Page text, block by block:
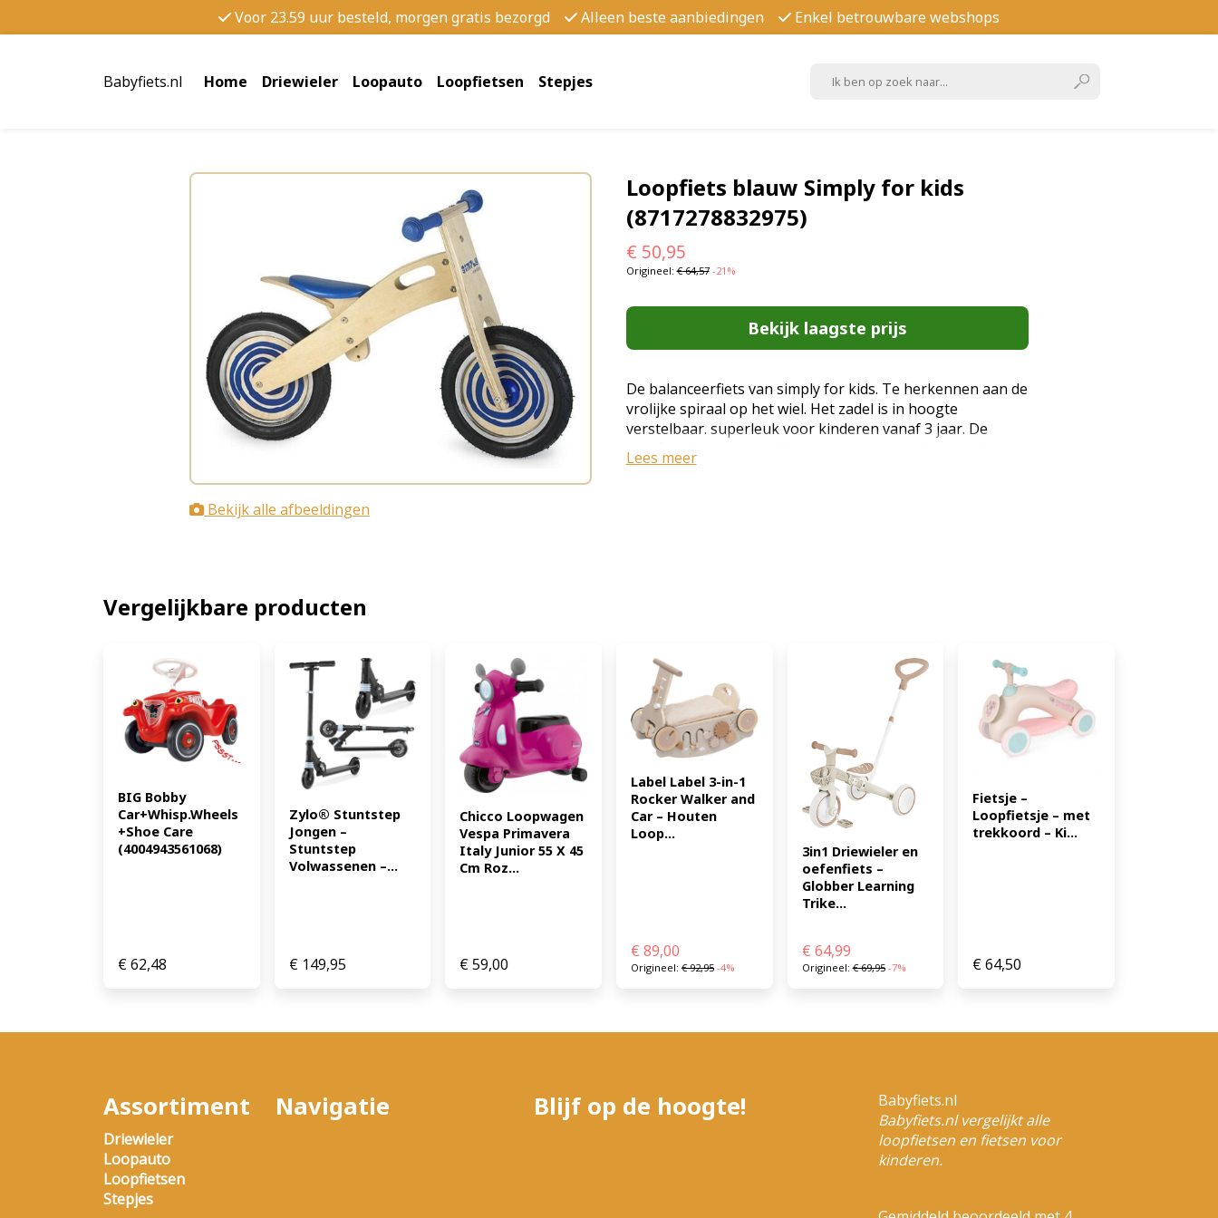
Voor 23.59 uur besteld, morgen gratis bezorgd Alleen beste aanbiedingen Enkel betrouwbare webshops
Babyfiets.nl Home Driewieler Loopauto Loopfietsen Stepjes
Bekijk alle afbeeldingen
Loopfiets blauw Simply for kids
(8717278832975)
€ 50,95
Origineel:€64,57 -21%
Bekijk laagste prijs
De balanceerfiets van simply for kids. Te herkennen aan de
vrolijke spiraal op het wiel. Het zadel is in hoogte
verstelbaar. superleuk voor kinderen vanaf 3 jaar. De
loopfiets helpt uw kind leren balans te houden met de
voeten veilig bij de grond. Zo is uw kind straks helemaal
Lees meer
Vergelijkbare producten
BIG Bobby
Car+Whisp.Wheels
+Shoe Care
(4004943561068)
€62,48
Zylo® Stuntstep
Jongen –
Stuntstep
Volwassenen –...
€149,95
Chicco Loopwagen
Vespa Primavera
Italy Junior 55 X 45
Cm Roz...
€59,00
Label Label 3-in-1
Rocker Walker and
Car – Houten
Loop...
€ 89,00
Origineel: €92,95 -4%
3in1 Driewieler en
oefenfiets –
Globber Learning
Trike...
€ 64,99
Origineel:€69,95 -7%
Fietsje –
Loopfietsje – met
trekkoord – Ki...
€64,50
Assortiment
Driewieler
Loopauto
Loopfietsen
Stepjes
Navigatie Blijf op de hoogte!
Babyfiets.nl
Babyfiets.nl vergelijkt alle
loopfietsen en fietsen voor
kinderen.